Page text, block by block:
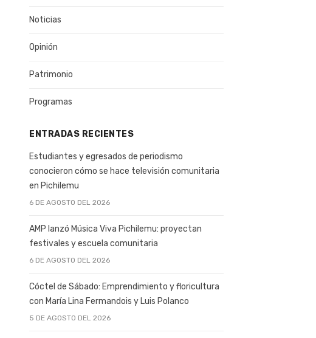
Noticias
Opinión
Patrimonio
Programas
ENTRADAS RECIENTES
Estudiantes y egresados de periodismo
conocieron cómo se hace televisión comunitaria
en Pichilemu
6 DE AGOSTO DEL 2026
AMP lanzó Música Viva Pichilemu: proyectan
festivales y escuela comunitaria
6 DE AGOSTO DEL 2026
Cóctel de Sábado: Emprendimiento y floricultura
con María Lina Fermandois y Luis Polanco
5 DE AGOSTO DEL 2026